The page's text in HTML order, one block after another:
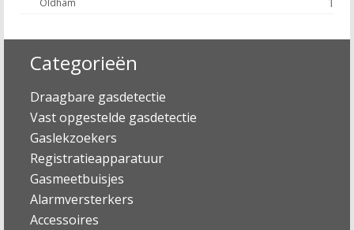
Categorieën
Draagbare gasdetectie
Vast opgestelde gasdetectie
Gaslekzoekers
Registratieapparatuur
Gasmeetbuisjes
Alarmversterkers
Accessoires